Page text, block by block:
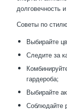
долговечность
Советы по
Выбирайте
Следите за
гардероба;
Выбирайте
Соблюдайте